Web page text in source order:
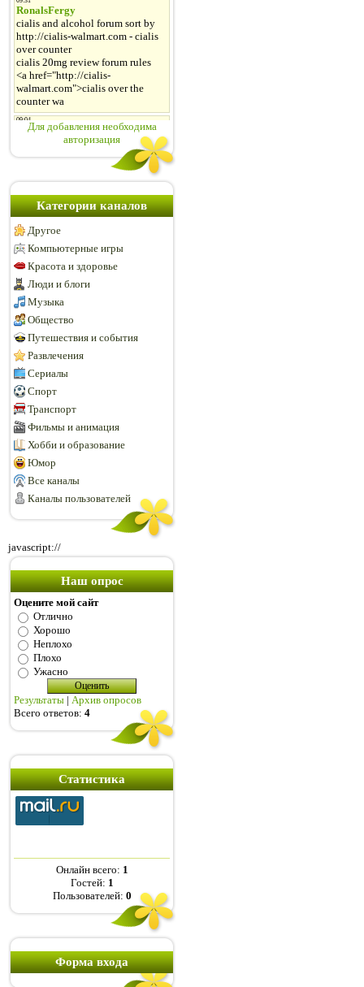
Для добавления необходима
авторизация
Категории каналов
Другое
Компьютерные игры
Красота и здоровье
Люди и блоги
Музыка
Общество
Путешествия и события
Развлечения
Сериалы
Спорт
Транспорт
Фильмы и анимация
Хобби и образование
Юмор
Все каналы
Каналы пользователей
javascript://
Наш опрос
Оцените мой сайт
Отлично
Хорошо
Неплохо
Плохо
Ужасно
Результаты | Архив опросов
Всего ответов: 4
Статистика
Онлайн всего: 1
Гостей: 1
Пользователей: 0
Форма входа